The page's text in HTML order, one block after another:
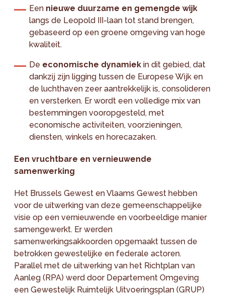
Een nieuwe duurzame en gemengde wijk
langs de Leopold III-laan tot stand brengen,
gebaseerd op een groene omgeving van hoge
kwaliteit.
De economische dynamiek in dit gebied, dat
dankzij zijn ligging tussen de Europese Wijk en
de luchthaven zeer aantrekkelijk is, consolideren
en versterken. Er wordt een volledige mix van
bestemmingen vooropgesteld, met
economische activiteiten, voorzieningen,
diensten, winkels en horecazaken.
Een vruchtbare en vernieuwende
samenwerking
Het Brussels Gewest en Vlaams Gewest hebben
voor de uitwerking van deze gemeenschappelijke
visie op een vernieuwende en voorbeeldige manier
samengewerkt. Er werden
samenwerkingsakkoorden opgemaakt tussen de
betrokken gewestelijke en federale actoren.
Parallel met de uitwerking van het Richtplan van
Aanleg (RPA) werd door Departement Omgeving
een Gewestelijk Ruimtelijk Uitvoeringsplan (GRUP)